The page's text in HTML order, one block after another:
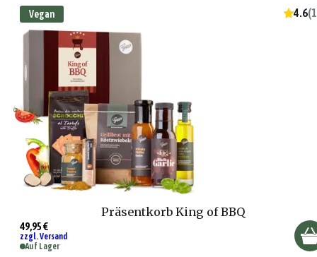
Vegan 4.6(
Präsentkorb King of BBQ
49,95 €
zzgl. Versand
Auf Lager